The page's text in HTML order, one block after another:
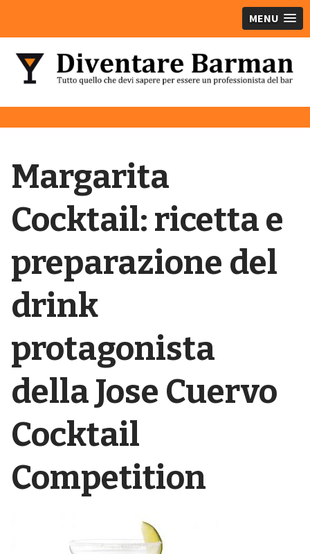
MENU
Margarita
Cocktail: ricetta e
preparazione del
drink
protagonista
della Jose Cuervo
Cocktail
Competition